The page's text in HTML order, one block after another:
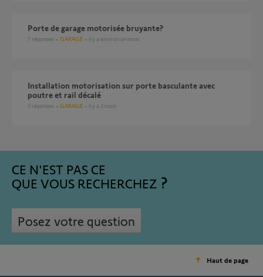
Porte de garage motorisée bruyante?
7 réponses GARAGE il y a environ un mois
Installation motorisation sur porte basculante avec
poutre et rail décalé
3 réponses GARAGE il y a 3 mois
CE N'EST PAS CE
QUE VOUS RECHERCHEZ
Posez votre question
Haut de page